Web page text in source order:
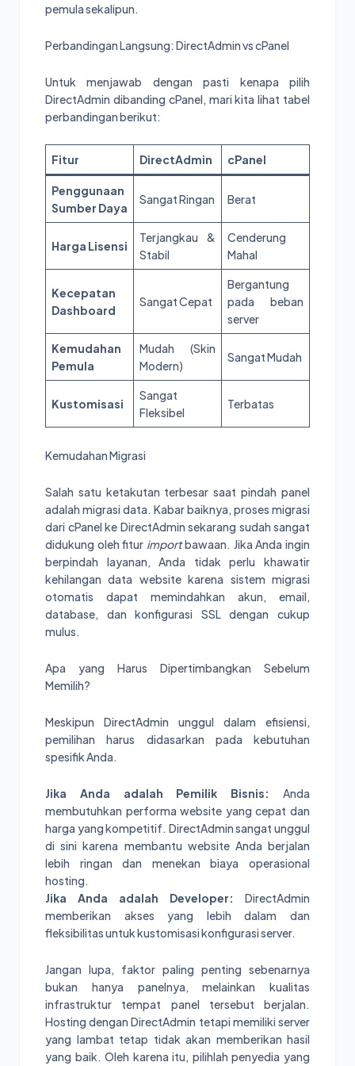
pemula sekalipun.
Perbandingan Langsung: DirectAdmin vs cPanel
Untuk menjawab dengan pasti kenapa pilih
DirectAdmin dibanding cPanel, mari kita lihat tabel
perbandingan berikut:
Fitur DirectAdmin cPanel
Penggunaan
Sumber Daya
Sangat Ringan Berat
Harga Lisensi
Terjangkau &
Stabil
Cenderung
Mahal
Kecepatan
Dashboard
Sangat Cepat
Bergantung
pada beban
server
Kemudahan
Pemula
Mudah (Skin
Modern)
Sangat Mudah
Kustomisasi
Sangat
Fleksibel
Terbatas
Kemudahan Migrasi
Salah satu ketakutan terbesar saat pindah panel
adalah migrasi data. Kabar baiknya, proses migrasi
dari cPanel ke DirectAdmin sekarang sudah sangat
didukung oleh fitur importbawaan. Jika Anda ingin
berpindah layanan, Anda tidak perlu khawatir
kehilangan data website karena sistem migrasi
otomatis dapat memindahkan akun, email,
database, dan konfigurasi SSL dengan cukup
mulus.
Apa yang Harus Dipertimbangkan Sebelum
Memilih?
Meskipun DirectAdmin unggul dalam efisiensi,
pemilihan harus didasarkan pada kebutuhan
spesifik Anda.
Jika Anda adalah Pemilik Bisnis:
Anda
membutuhkan performa website yang cepat dan
harga yang kompetitif. DirectAdmin sangat unggul
di sini karena membantu website Anda berjalan
lebih ringan dan menekan biaya operasional
hosting.
Jika Anda adalah Developer:
DirectAdmin
memberikan akses yang lebih dalam dan
fleksibilitas untuk kustomisasi konfigurasi server.
Jangan lupa, faktor paling penting sebenarnya
bukan hanya panelnya, melainkan kualitas
infrastruktur tempat panel tersebut berjalan.
Hosting dengan DirectAdmin tetapi memiliki server
yang lambat tetap tidak akan memberikan hasil
yang baik. Oleh karena itu, pilihlah penyedia yang